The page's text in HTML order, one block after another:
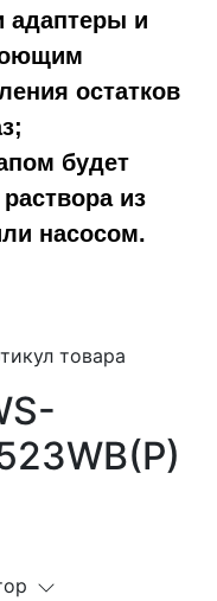
адаптеры и
остатков
будет
из
насосом.
товара